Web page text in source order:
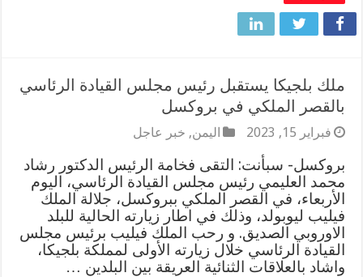
ملك بلجيكا يستقبل رئيس مجلس القيادة الرئاسي
بالقصر الملكي في بروكسل
فبراير 15, 2023 اليمن, خبر عاجل
بروكسل- سبأنت: التقى فخامة الرئيس الدكتور رشاد
محمد العليمي رئيس مجلس القيادة الرئاسي، اليوم
الأربعاء، في القصر الملكي ببروكسل، جلالة الملك
فيليب ليوبولد، وذلك في اطار زيارته الحالية للبلد
الاوروبي الصديق. و رحب الملك فيليب برئيس مجلس
القيادة الرئاسي خلال زيارته الأولى لمملكة بلجيكا،
واشاد بالعلاقات الثنائية العريقة بين البلدين …